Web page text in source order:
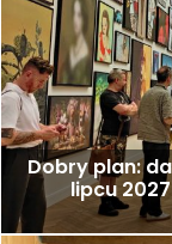
Dobry plan:
lipcu